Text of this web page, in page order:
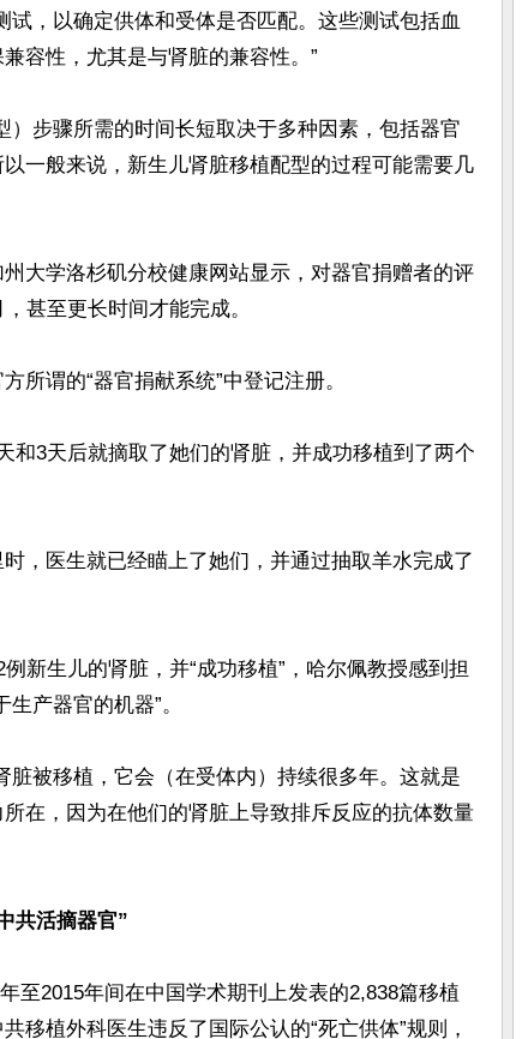
试，以确定供体和受体是否匹配。这些测试包括血
容性，尤其是与肾脏的兼容性。”
）步骤所需的时间长短取决于多种因素，包括器官
一般来说，新生儿肾脏移植配型的过程可能需要几
大学洛杉矶分校健康网站显示，对器官捐赠者的评
甚至更长时间才能完成。
所谓的“器官捐献系统”中登记注册。
和3天后就摘取了她们的肾脏，并成功移植到了两个
，医生就已经瞄上了她们，并通过抽取羊水完成了
新生儿的肾脏，并“成功移植”，哈尔佩教授感到担
产器官的机器”。
脏被移植，它会（在受体内）持续很多年。这就是
在，因为在他们的肾脏上导致排斥反应的抗体数量
共活摘器官”
至2015年间在中国学术期刊上发表的2,838篇移植
移植外科医生违反了国际公认的“死亡供体”规则，